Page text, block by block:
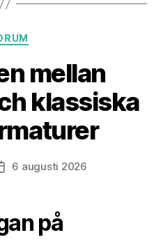
Kategorier
mellan
klassiska
6 augusti 2026
på